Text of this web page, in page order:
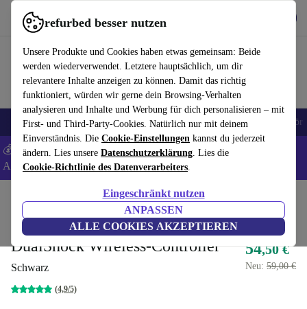
refurbed besser nutzen
Unsere Produkte und Cookies haben etwas gemeinsam: Beide
werden wiederverwendet. Letztere hauptsächlich, um dir
relevantere Inhalte anzeigen zu können. Damit das richtig
funktioniert, würden wir gerne dein Browsing-Verhalten
analysieren und Inhalte und Werbung für dich personalisieren – mit
First- und Third-Party-Cookies. Natürlich nur mit deinem
Einverständnis. Die Cookie-Einstellungen kannst du jederzeit
ändern. Lies unsere Datenschutzerklärung. Lies die
Cookie-Richtlinie des Datenverarbeiters.
Eingeschränkt nutzen
ANPASSEN
ALLE COOKIES AKZEPTIEREN
refurbed schnell und einfach nutzen
🎒 Back to school Handys Laptops Tablets Smartwatches Zubehör
💰 Extra -5% auf Samsung- und Google-Smartphones - Code:
ANDROID5 -AGB
Konsolen PlayStation
Sony PlayStation 4 (PS4) -
DualShock Wireless-Controller
Schwarz
(4,9/5)
54,50 €
Neu: 59,00 €